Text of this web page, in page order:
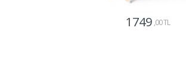
1749 ,00 TL